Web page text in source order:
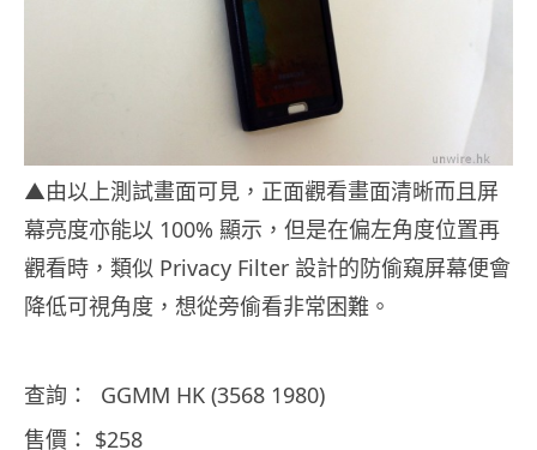
▲由以上測試畫面可見，正面觀看畫面清晰而且屏
幕亮度亦能以 100% 顯示，但是在偏左角度位置再
觀看時，類似 Privacy Filter 設計的防偷窺屏幕便會
降低可視角度，想從旁偷看非常困難。
查詢： GGMM HK (3568 1980)
售價： $258